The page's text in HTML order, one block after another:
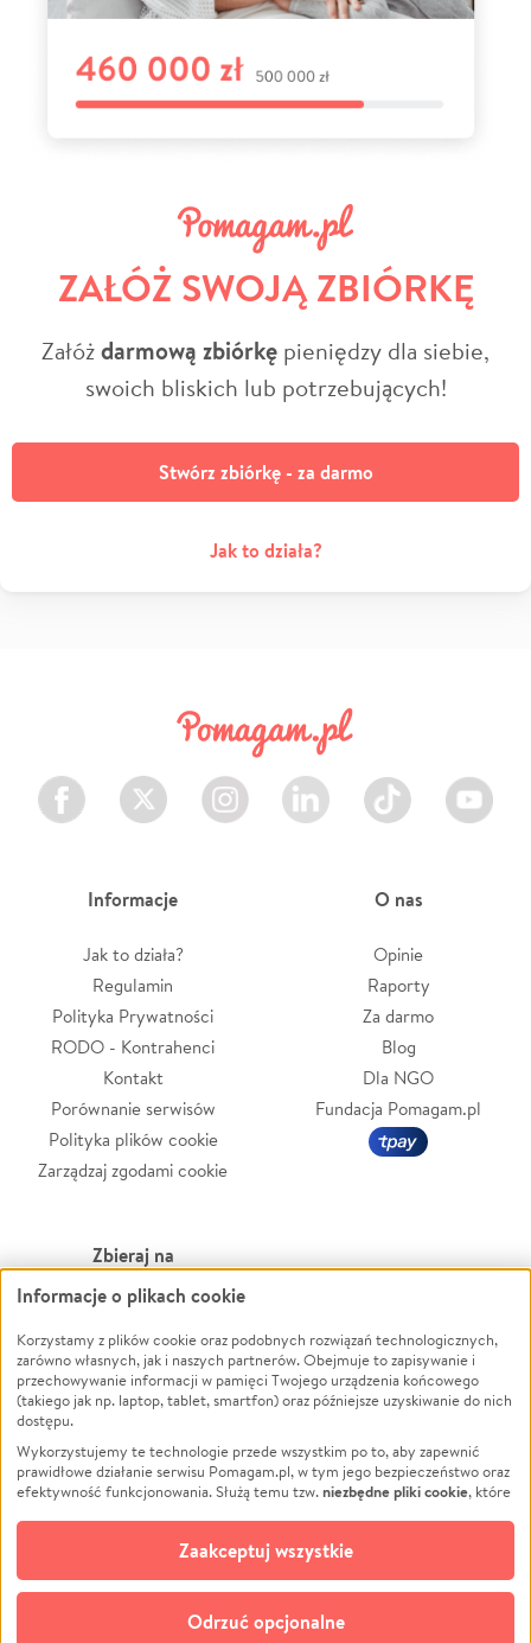
ZAŁÓŻ SWOJĄ ZBIÓRKĘ
Załóżdarmową zbiórkę pieniędzy dla siebie,
swoich bliskich lub potrzebujących!
Stwórz zbiórkę - za darmo
Jak to działa?
Facebook Twitter Instagram LinkedIn TikTok Youtube
Informacje
Jak to działa?
Regulamin
Polityka Prywatności
RODO - Kontrahenci
Kontakt
Porównanie serwisów
Polityka plików cookie
Zarządzaj zgodami cookie
O nas
Opinie
Raporty
Za darmo
Blog
Dla NGO
Fundacja Pomagam.pl
Zbieraj na
Leczenie
Zwierzęta
Pożar
Ukraina
Pomoc Finansowa
Projekty
Pogrzeb
Społeczność lokalna
Kultura
Powódź
Wichura
NGO
Edukacja
Podróż
Impreza
Ochrona środowiska
Biznes
Informacje o plikach cookie
Korzystamy z plików cookie oraz podobnych rozwiązań technologicznych,
zarówno własnych, jak i naszych partnerów. Obejmuje to zapisywanie i
przechowywanie informacji w pamięci Twojego urządzenia końcowego
(takiego jak np. laptop, tablet, smartfon) oraz późniejsze uzyskiwanie do nich
dostępu.
Wykorzystujemy te technologie przede wszystkim po to, aby zapewnić
prawidłowe działanie serwisu Pomagam.pl, w tym jego bezpieczeństwo oraz
efektywność funkcjonowania. Służą temu tzw.niezbędne pliki cookie, które
opcjonalnych plików cookie
technologii do celów analitycznych i retargetingowych. Możesz wyrazić
zgodę na ich stosowanie lub jej odmówić. W dowolnym momencie masz
możliwość zmiany swoich preferencji na stronie „Zarządzaj zgodami cookie”,
do której link znajdziesz w stopce serwisu Pomagam.pl. Opcjonalne pliki
Odrzuć opcjonalne
Zaakceptuj wszystkie